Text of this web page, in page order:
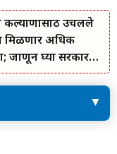
कल्याणासाठी उचलले
मिळणार अधिक
घ्या सरकारचा